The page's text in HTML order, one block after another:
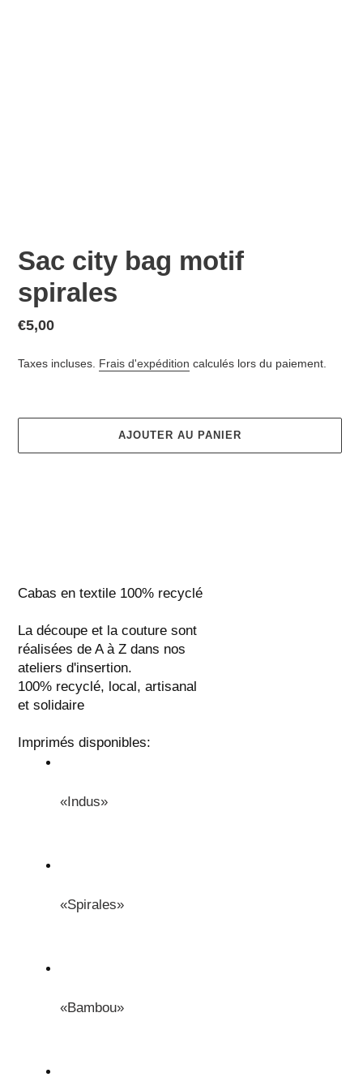
Sac city bag motif
spirales
Prix
€5,00
Taxes incluses. Frais d'expédition calculés lors du paiement.
AJOUTER AU PANIER
à
panier
Cabas en textile 100% recyclé
La découpe et la couture sont
réalisées de A à Z dans nos
ateliers d'insertion.
100% recyclé, local, artisanal
et solidaire
Imprimés disponibles:
«Indus»
«Spirales»
«Bambou»